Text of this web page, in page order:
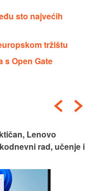
sto najvećih
tržištu
s Open Gate
Lenovo
rad, učenje i